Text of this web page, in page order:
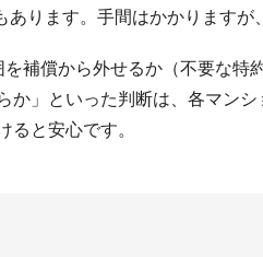
ります。手間はかかりますが、
補償から外せるか（不要な
か」といった判断は、各マン
ると安心です。